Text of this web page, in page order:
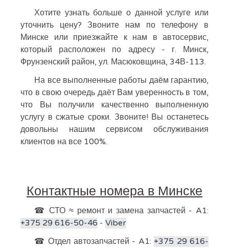
Хотите узнать больше о данной услуге или
уточнить цену? Звоните нам по телефону в
Минске или приезжайте к нам в автосервис,
который расположен по адресу - г. Минск,
Фрунзенский район, ул. Масюковщина, 34В-113.
На все выполненные работы даём гарантию,
что в свою очередь даёт Вам уверенность в том,
что Вы получили качественно выполненную
услугу в сжатые сроки. Звоните! Вы останетесь
довольны нашим сервисом обслуживания
клиентов на все 100%.
Контактные номера в Минске
☎ СТО ≈ ремонт и замена запчастей - A1:
+375 29 616-50-46 - Viber
☎ Отдел автозапчастей - A1:+375 29 616-